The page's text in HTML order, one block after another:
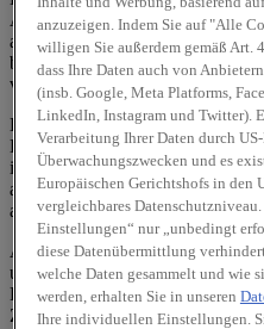
Ausnutzung des Kraftstoffs
auch vom Fahrverhalten und
beeinflusst. CO₂ ist das für die
verantwortliche Treibhausgas.
Ein Leitfaden über den
Emissionen aller in Deutschland
ist unentgeltlich einsehbar an
ausgestellt oder angeboten
abrufbar.
Alle Angaben und Abbildungen
und stellen eine annähernde
Fahrzeugabbildungen enthalten
Zusatzausstattungen.
anzuzeigen. Indem Sie auf "Alle
willigen Sie außerdem gemäß Art.
dass Ihre Daten auch von
(insb. Google, Meta Platforms,
LinkedIn, Instagram und Twitter).
Verarbeitung Ihrer Daten durch
Überwachungszwecken und es
Europäischen Gerichtshofs in den
vergleichbares
Einstellungen“ nur „unbedingt
diese Datenübermittlung
welche Daten gesammelt und wie
werden, erhalten Sie in unseren
Ihre individuellen Einstellungen.